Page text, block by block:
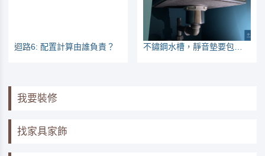
迴路6: 配置計算由誰負責？
我要裝修
找家具家飾